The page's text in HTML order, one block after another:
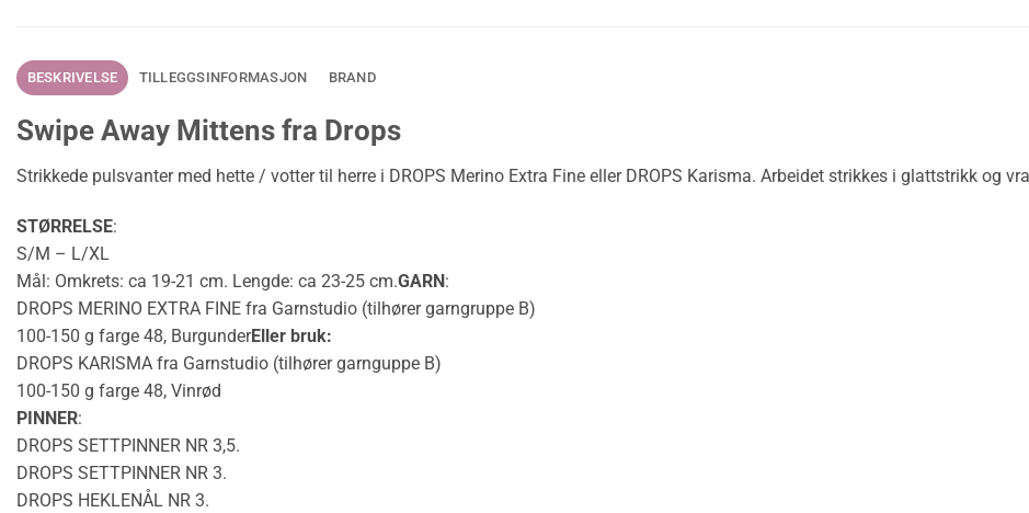
BESKRIVELSE TILLEGGSINFORMASJON BRAND
Swipe Away Mittens fra Drops
Strikkede pulsvanter med hette / votter til herre i DROPS Merino Extra Fine eller DROPS Karisma. Arbeidet strikkes i glattstrikk og
STØRRELSE:
S/M – L/XL
Mål: Omkrets: ca 19-21 cm. Lengde: ca 23-25 cm.GARN:
DROPS MERINO EXTRA FINE fra Garnstudio (tilhører garngruppe B)
100-150 g farge 48, BurgunderEller bruk:
DROPS KARISMA fra Garnstudio (tilhører garnguppe B)
100-150 g farge 48, Vinrød
PINNER:
DROPS SETTPINNER NR 3,5.
DROPS SETTPINNER NR 3.
DROPS HEKLENÅL NR 3.